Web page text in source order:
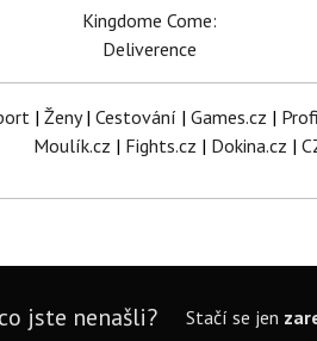
Kingdome Come:
Deliverence
| Ženy| Cestování | Games.cz |
Moulík.cz | Fights.cz | Dokina.cz |
jste nenašli? Stačí se jen